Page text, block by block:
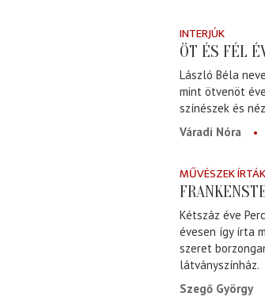
INTERJÚK
ÖT ÉS FÉL
László Béla
mint ötvenöt
színészek és
Váradi Nóra
MŰVÉSZEK ÍRTÁK
Kétszáz éve
évesen így írta
szeret
látványszínház.
Szegő György